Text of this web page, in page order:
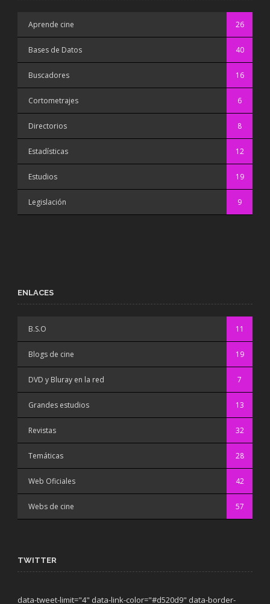
Aprende cine 26
Bases de Datos 40
Buscadores 16
Cortometrajes 6
Directorios 8
Estadísticas 12
Estudios 19
Legislación 9
ENLACES
B.S.O 11
Blogs de cine 19
DVD y Bluray en la red 7
Grandes estudios 13
Revistas 32
Temáticas 28
Web Oficiales 42
Webs de cine 57
TWITTER
data-tweet-limit="4" data-link-color="#d520d9" data-border-